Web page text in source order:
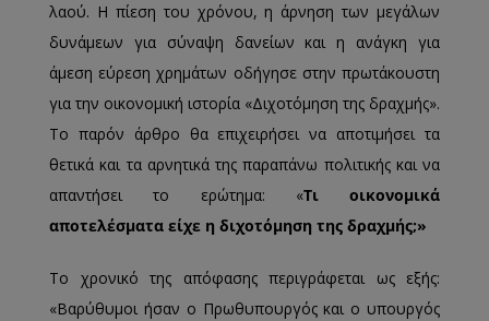
λαού. Η πίεση του χρόνου, η άρνηση των μεγάλων
δυνάμεων για σύναψη δανείων και η ανάγκη για
άμεση εύρεση χρημάτων οδήγησε στην πρωτάκουστη
για την οικονομική ιστορία «Διχοτόμηση της δραχμής».
Το παρόν άρθρο θα επιχειρήσει να αποτιμήσει τα
θετικά και τα αρνητικά της παραπάνω πολιτικής και να
απαντήσει το ερώτημα: «Τι οικονομικά
αποτελέσματα είχε η διχοτόμηση της δραχμής;»
Το χρονικό της απόφασης περιγράφεται ως εξής:
«Βαρύθυμοι ήσαν ο Πρωθυπουργός και ο υπουργός